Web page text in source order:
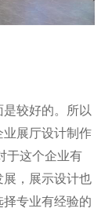
较好的。所以
展厅设计制作
于这个企业有
展，展示设计也
专业有经验的